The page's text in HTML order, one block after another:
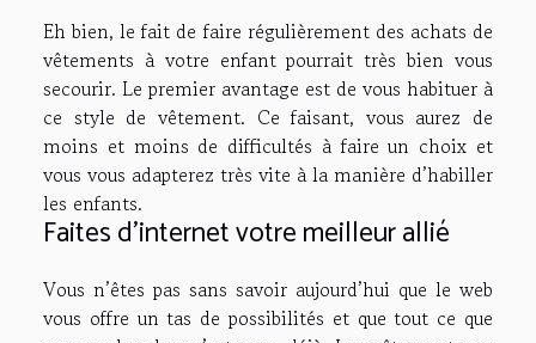
Eh bien, le fait de faire régulièrement des achats de
vêtements à votre enfant pourrait très bien vous
secourir. Le premier avantage est de vous habituer à
ce style de vêtement. Ce faisant, vous aurez de
moins et moins de difficultés à faire un choix et
vous vous adapterez très vite à la manière d’habiller
les enfants.
Faites d’internet votre meilleur allié
Vous n’êtes pas sans savoir aujourd’hui que le web
vous offre un tas de possibilités et que tout ce que